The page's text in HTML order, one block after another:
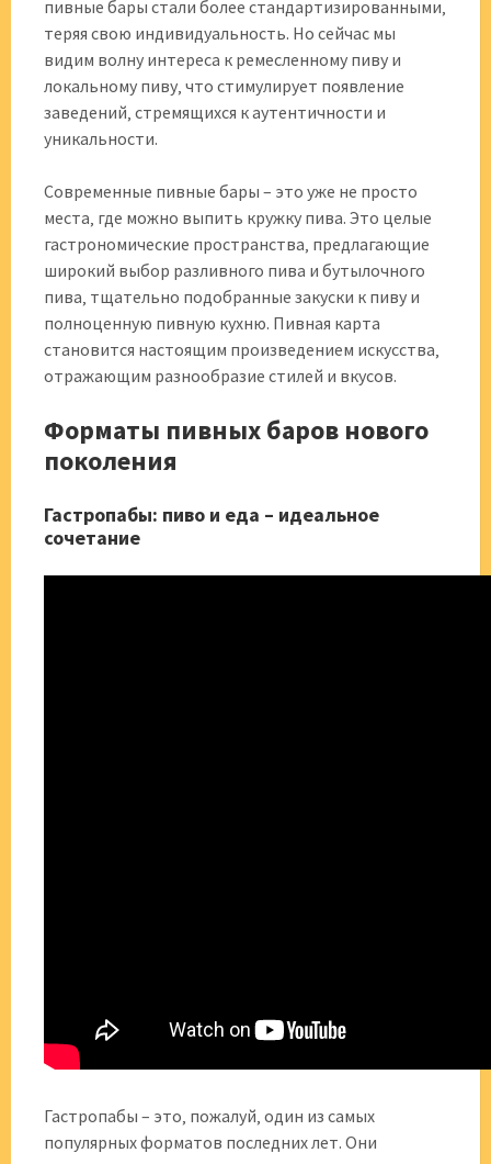
пивные бары стали более стандартизированными‚
теряя свою индивидуальность. Но сейчас мы
видим волну интереса к ремесленному пиву и
локальному пиву‚ что стимулирует появление
заведений‚ стремящихся к аутентичности и
уникальности.
Современные пивные бары – это уже не просто
места‚ где можно выпить кружку пива. Это целые
гастрономические пространства‚ предлагающие
широкий выбор разливного пива и бутылочного
пива‚ тщательно подобранные закуски к пиву и
полноценную пивную кухню. Пивная карта
становится настоящим произведением искусства‚
отражающим разнообразие стилей и вкусов.
Форматы пивных баров нового
поколения
Гастропабы: пиво и еда – идеальное
сочетание
Гастропабы – это‚ пожалуй‚ один из самых
популярных форматов последних лет. Они